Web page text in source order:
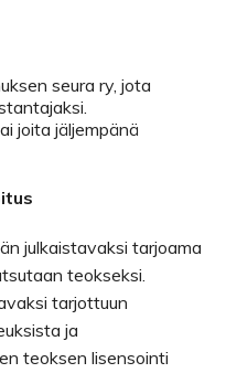
seura ry, jota
joita jäljempänä
julkaistavaksi tarjoama
teokseksi.
tarjottuun
ja
teoksen lisensointi